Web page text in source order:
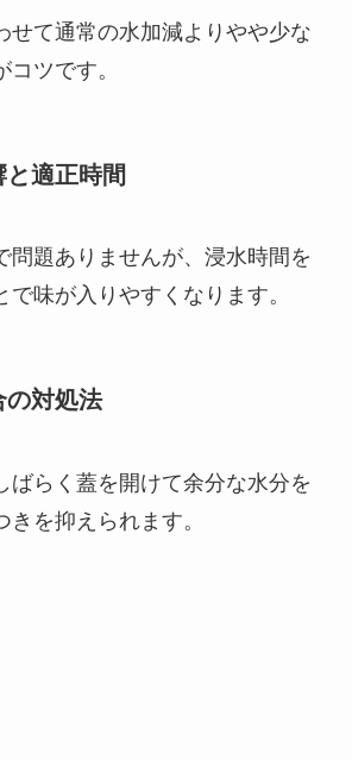
せて通常の水加減よりやや少な
ツです。
適正時間
問題ありませんが、浸水時間を
で味が入りやすくなります。
の対処法
ばらく蓋を開けて余分な水分を
を抑えられます。